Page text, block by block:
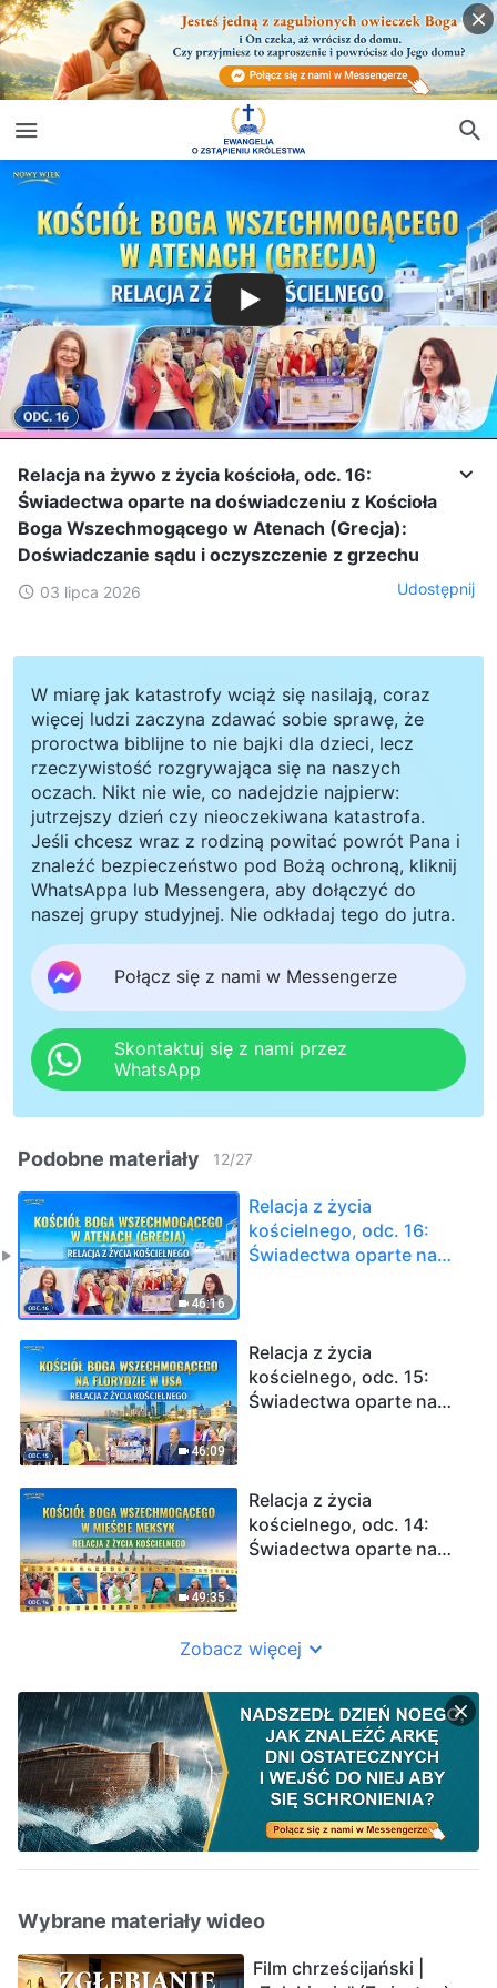
Relacja na żywo z życia kościoła, odc. 16:
Świadectwa oparte na doświadczeniu z Kościoła
Boga Wszechmogącego w Atenach (Grecja):
Doświadczanie sądu i oczyszczenie z grzechu
03 lipca 2026 Udostępnij
W miarę jak katastrofy wciąż się nasilają, coraz
więcej ludzi zaczyna zdawać sobie sprawę, że
proroctwa biblijne to nie bajki dla dzieci, lecz
rzeczywistość rozgrywająca się na naszych
oczach. Nikt nie wie, co nadejdzie najpierw:
jutrzejszy dzień czy nieoczekiwana katastrofa.
Jeśli chcesz wraz z rodziną powitać powrót Pana i
znaleźć bezpieczeństwo pod Bożą ochroną, kliknij
WhatsAppa lub Messengera, aby dołączyć do
naszej grupy studyjnej. Nie odkładaj tego do jutra.
Połącz się z nami w Messengerze
Skontaktuj się z nami przez
WhatsApp
Podobne materiały 12/27
46:16
Relacja z życia
kościelnego, odc. 16:
Świadectwa oparte na
Doświadczanie sądu i
oczyszczenie z grzechu
46:09
Relacja z życia
kościelnego, odc. 15:
Świadectwa oparte na
na Florydzie: Boży sąd
nas oczyścił
49:35
Relacja z życia
kościelnego, odc. 14:
Świadectwa oparte na
oczyszcza
Zobacz więcej
Wybrane materiały wideo
Film chrześcijański |